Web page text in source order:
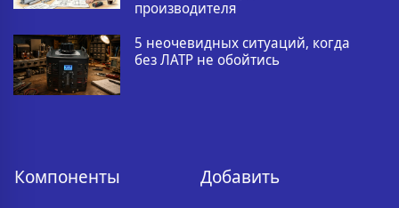
производителя
5 неочевидных ситуаций, когда
без ЛАТР не обойтись
Компоненты Добавить